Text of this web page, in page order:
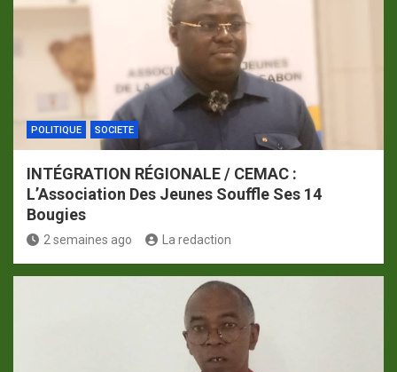
POLITIQUE SOCIETE
INTÉGRATION RÉGIONALE / CEMAC :
L’Association Des Jeunes Souffle Ses 14
Bougies
2 semaines ago La redaction